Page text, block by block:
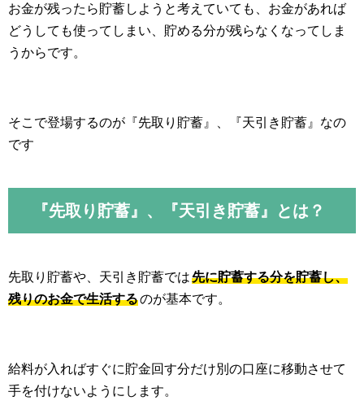
お金が残ったら貯蓄しようと考えていても、お金があれば
どうしても使ってしまい、貯める分が残らなくなってしま
うからです。
そこで登場するのが『先取り貯蓄』、『天引き貯蓄』なの
です
『先取り貯蓄』、『天引き貯蓄』とは？
先取り貯蓄や、天引き貯蓄では先に貯蓄する分を貯蓄し、
残りのお金で生活するのが基本です。
給料が入ればすぐに貯金回す分だけ別の口座に移動させて
手を付けないようにします。